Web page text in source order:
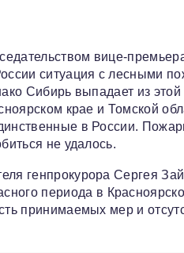
вице-
ситуация с лесными
Сибирь выпадает из этой
крае и Томской
в России.
не удалось.
генпрокурора Сергея
периода в
принимаемых мер и